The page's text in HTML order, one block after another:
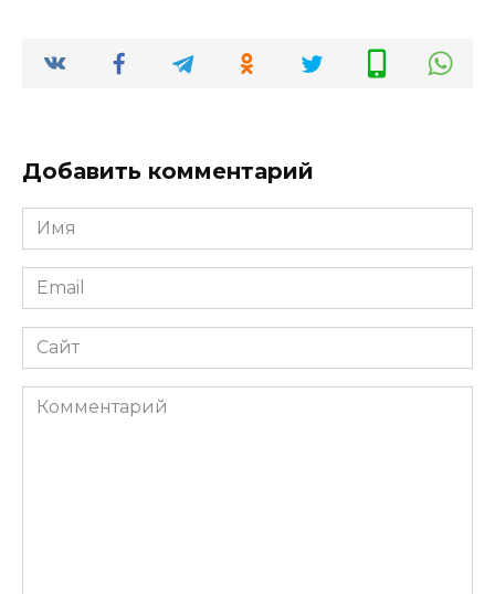
Добавить комментарий
Имя
*
Email
*
Сайт
Комментарий